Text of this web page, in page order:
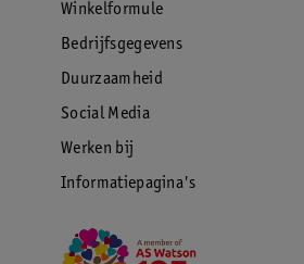
Winkelformule
Bedrijfsgegevens
Duurzaamheid
Social Media
Werken bij
Informatiepagina's